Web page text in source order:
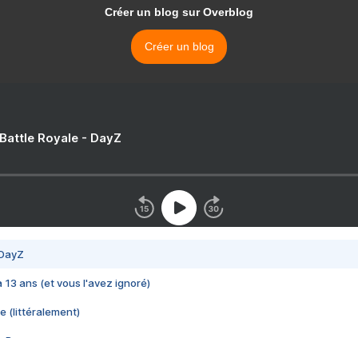
Créer un blog sur Overblog
Créer un blog
Royale - DayZ
13 ans (et vous l'avez ignoré)
(littéralement)